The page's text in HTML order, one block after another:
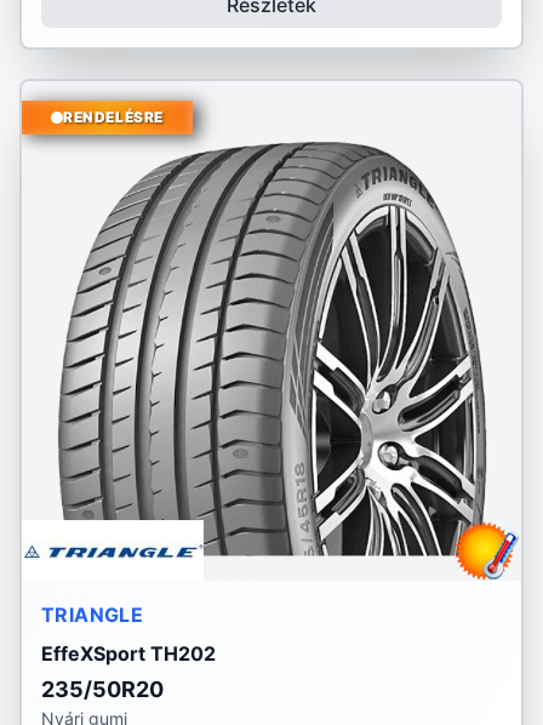
Részletek
RENDELÉSRE
TRIANGLE
EffeXSport TH202
235/50R20
Nyári gumi